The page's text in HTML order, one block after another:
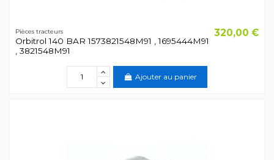
Pièces tracteurs
Orbitrol 140 BAR 1573821548M91 , 1695444M91
, 3821548M91
320,00 €
Ajouter au panier